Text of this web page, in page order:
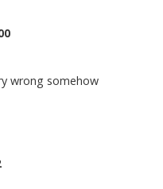
wrong somehow